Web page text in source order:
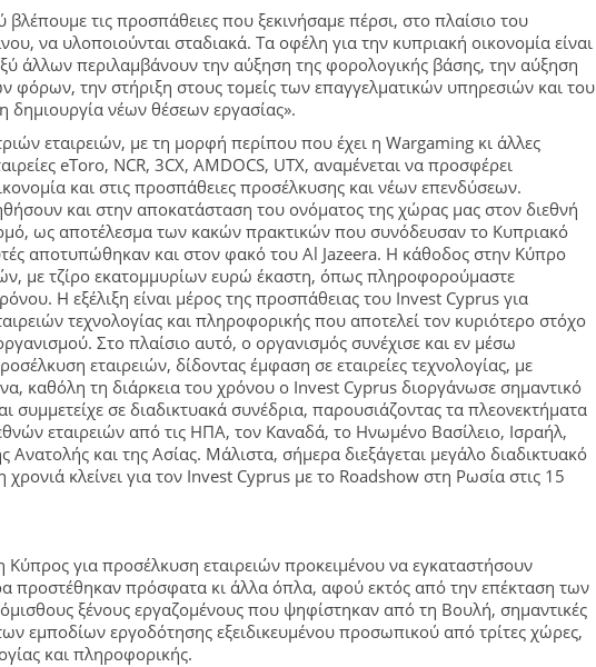
βλέπουμε τις προσπάθειες που ξεκινήσαμε πέρσι, στο πλαίσιο του
να υλοποιούνται σταδιακά. Τα οφέλη για την κυπριακή οικονομία είναι
άλλων περιλαμβάνουν την αύξηση της φορολογικής βάσης, την αύξηση
φόρων, την στήριξη στους τομείς των επαγγελματικών υπηρεσιών και του
δημιουργία νέων θέσεων εργασίας».
εταιρειών, με τη μορφή περίπου που έχει η Wargaming κι άλλες
eToro, NCR, 3CX, AMDOCS, UTX, αναμένεται να προσφέρει
και στις προσπάθειες προσέλκυσης και νέων επενδύσεων.
και στην αποκατάσταση του ονόματος της χώρας μας στον διεθνή
ως αποτέλεσμα των κακών πρακτικών που συνόδευσαν το Κυπριακό
αποτυπώθηκαν και στον φακό του Al Jazeera. Η κάθοδος στην Κύπρο
με τζίρο εκατομμυρίων ευρώ έκαστη, όπως πληροφορούμαστε
Η εξέλιξη είναι μέρος της προσπάθειας του Invest Cyprus για
τεχνολογίας και πληροφορικής που αποτελεί τον κυριότερο στόχο
Στο πλαίσιο αυτό, ο οργανισμός συνέχισε και εν μέσω
εταιρειών, δίδοντας έμφαση σε εταιρείες τεχνολογίας, με
καθόλη τη διάρκεια του χρόνου ο Invest Cyprus διοργάνωσε σημαντικό
σε διαδικτυακά συνέδρια, παρουσιάζοντας τα πλεονεκτήματα
εταιρειών από τις ΗΠΑ, τον Καναδά, το Ηνωμένο Βασίλειο, Ισραήλ,
Ανατολής και της Ασίας. Μάλιστα, σήμερα διεξάγεται μεγάλο διαδικτυακό
κλείνει για τον Invest Cyprus με το Roadshow στη Ρωσία στις 15
Κύπρος για προσέλκυση εταιρειών προκειμένου να εγκαταστήσουν
προστέθηκαν πρόσφατα κι άλλα όπλα, αφού εκτός από την επέκταση των
ξένους εργαζομένους που ψηφίστηκαν από τη Βουλή, σημαντικές
εμποδίων εργοδότησης εξειδικευμένου προσωπικού από τρίτες χώρες,
και πληροφορικής.